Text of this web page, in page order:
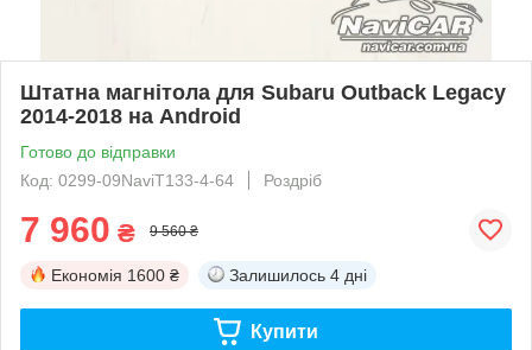
Штатна магнітола для Subaru Outback Legacy
2014-2018 на Android
Готово до відправки
Код: 0299-09NaviT133-4-64
Роздріб
7 960 ₴ 9 560 ₴
Економія 1600 ₴ Залишилось 4 дні
Купити